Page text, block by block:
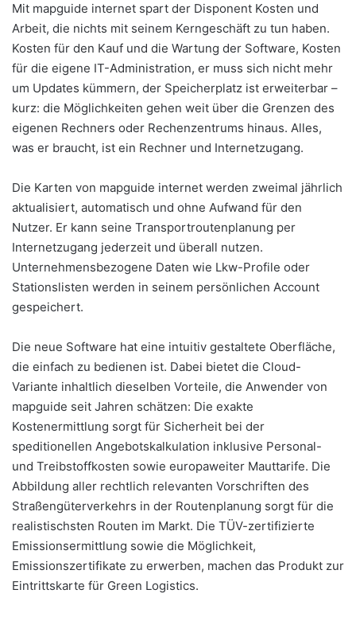
Mit mapguide internet spart der Disponent Kosten und
Arbeit, die nichts mit seinem Kerngeschäft zu tun haben.
Kosten für den Kauf und die Wartung der Software, Kosten
für die eigene IT-Administration, er muss sich nicht mehr
um Updates kümmern, der Speicherplatz ist erweiterbar –
kurz: die Möglichkeiten gehen weit über die Grenzen des
eigenen Rechners oder Rechenzentrums hinaus. Alles,
was er braucht, ist ein Rechner und Internetzugang.
Die Karten von mapguide internet werden zweimal jährlich
aktualisiert, automatisch und ohne Aufwand für den
Nutzer. Er kann seine Transportroutenplanung per
Internetzugang jederzeit und überall nutzen.
Unternehmensbezogene Daten wie Lkw-Profile oder
Stationslisten werden in seinem persönlichen Account
gespeichert.
Die neue Software hat eine intuitiv gestaltete Oberfläche,
die einfach zu bedienen ist. Dabei bietet die Cloud-
Variante inhaltlich dieselben Vorteile, die Anwender von
mapguide seit Jahren schätzen: Die exakte
Kostenermittlung sorgt für Sicherheit bei der
speditionellen Angebotskalkulation inklusive Personal-
und Treibstoffkosten sowie europaweiter Mauttarife. Die
Abbildung aller rechtlich relevanten Vorschriften des
Straßengüterverkehrs in der Routenplanung sorgt für die
realistischsten Routen im Markt. Die TÜV-zertifizierte
Emissionsermittlung sowie die Möglichkeit,
Emissionszertifikate zu erwerben, machen das Produkt zur
Eintrittskarte für Green Logistics.